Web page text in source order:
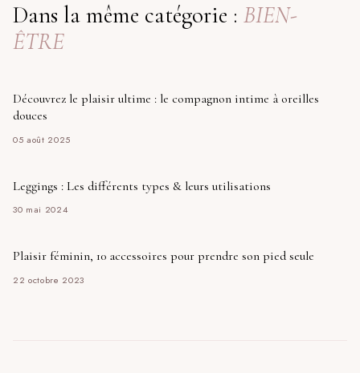
Dans la même catégorie : BIEN-
ÊTRE
Découvrez le plaisir ultime : le compagnon intime à oreilles
douces
05 août 2025
Leggings : Les différents types & leurs utilisations
30 mai 2024
Plaisir féminin, 10 accessoires pour prendre son pied seule
22 octobre 2023